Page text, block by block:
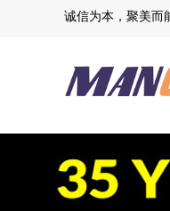
诚信为本，聚美而